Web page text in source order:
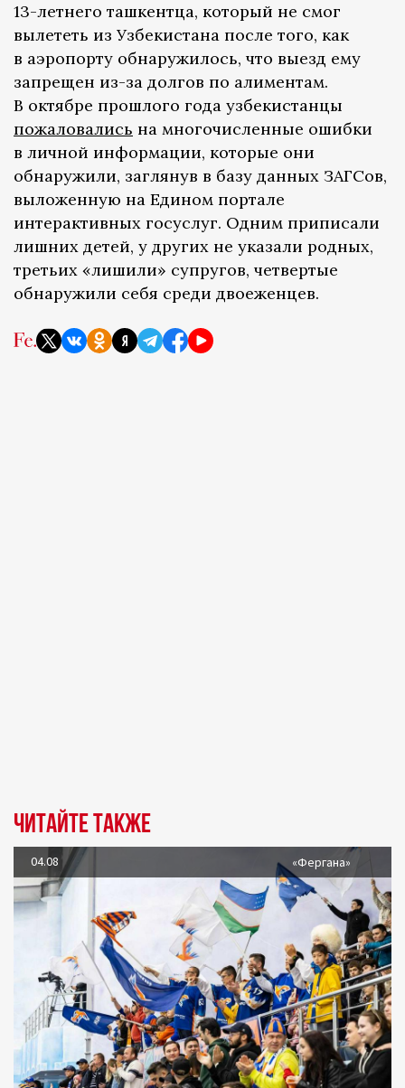
13-летнего ташкентца, который не смог
вылететь из Узбекистана после того, как
в аэропорту обнаружилось, что выезд ему
запрещен из-за долгов по алиментам.
В октябре прошлого года узбекистанцы
пожаловались на многочисленные ошибки
в личной информации, которые они
обнаружили, заглянув в базу данных ЗАГСов,
выложенную на Едином портале
интерактивных госуслуг. Одним приписали
лишних детей, у других не указали родных,
третьих «лишили» супругов, четвертые
обнаружили себя среди двоеженцев.
Читайте также
04.08 «Фергана»